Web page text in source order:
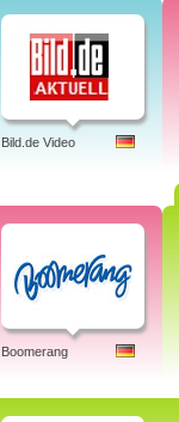
Bild.de Video
Boomerang